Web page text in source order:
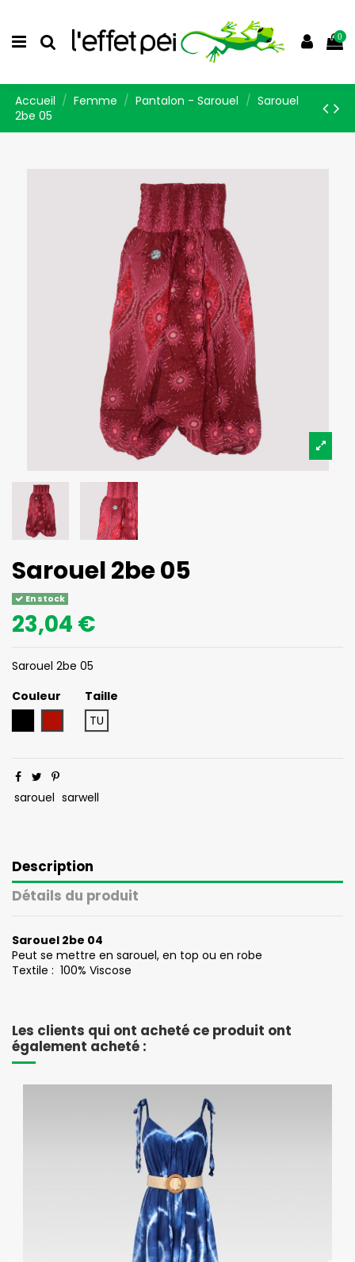
0
Accueil Femme Pantalon - Sarouel
Sarouel
2be 05
Sarouel 2be 05
En stock
23,04 €
Sarouel 2be 05
Couleur
Bordeau
Taille
TU
sarouel sarwell
Description
Détails du produit
Sarouel 2be 04
Peut se mettre en sarouel, en top ou en robe
Textile : 100% Viscose
Les clients qui ont acheté ce produit ont
également acheté :